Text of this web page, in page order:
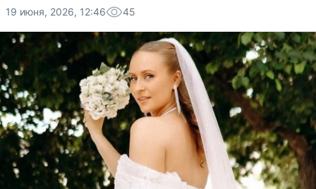
19 июня, 2026, 12:46 45